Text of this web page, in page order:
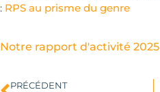
: RPS au prisme du genre
Notre rapport d'activité 2025
PRÉCÉDENT